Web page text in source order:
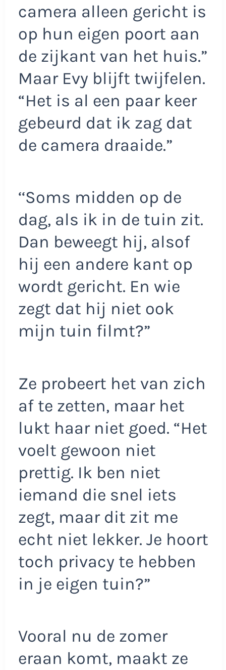
camera alleen gericht is
op hun eigen poort aan
de zijkant van het huis.”
Maar Evy blijft twijfelen.
“Het is al een paar keer
gebeurd dat ik zag dat
de camera draaide.”
‘‘Soms midden op de
dag, als ik in de tuin zit.
Dan beweegt hij, alsof
hij een andere kant op
wordt gericht. En wie
zegt dat hij niet ook
mijn tuin filmt?”
Ze probeert het van zich
af te zetten, maar het
lukt haar niet goed. “Het
voelt gewoon niet
prettig. Ik ben niet
iemand die snel iets
zegt, maar dit zit me
echt niet lekker. Je hoort
toch privacy te hebben
in je eigen tuin?”
Vooral nu de zomer
eraan komt, maakt ze